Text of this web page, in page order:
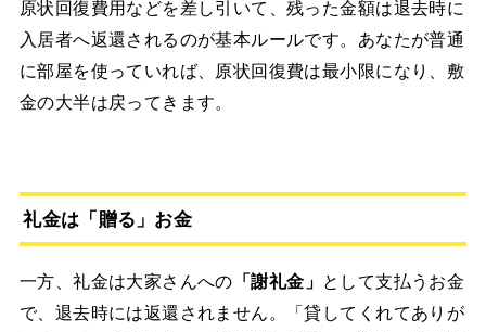
原状回復費用などを差し引いて、残った金額は退去時に
入居者へ返還されるのが基本ルールです。あなたが普通
に部屋を使っていれば、原状回復費は最小限になり、敷
金の大半は戻ってきます。
礼金は「贈る」お金
一方、礼金は大家さんへの 「謝礼金」 として支払うお金
で、退去時には返還されません。「貸してくれてありが